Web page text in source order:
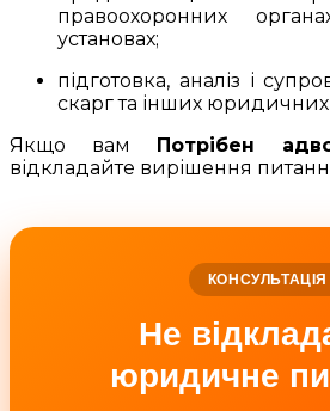
правоохоронних
установах;
підготовка, аналіз і
скарг та інших юридичних
Якщо вам Потрібен
відкладайте вирішення
КОНСУЛЬТАЦІЯ
Не
юридичне